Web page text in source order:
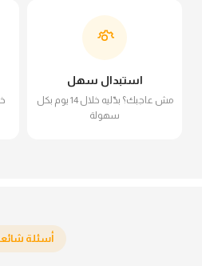
استبدال سهل
مش عاجبك؟ بدّليه خلال 14 يوم بكل
سهولة
أسئلة